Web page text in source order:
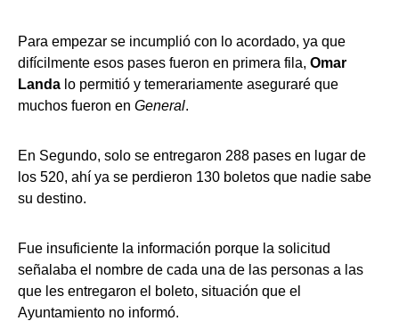
Para empezar se incumplió con lo acordado, ya que
difícilmente esos pases fueron en primera fila, Omar
Landa lo permitió y temerariamente aseguraré que
muchos fueron en General.
En Segundo, solo se entregaron 288 pases en lugar de
los 520, ahí ya se perdieron 130 boletos que nadie sabe
su destino.
Fue insuficiente la información porque la solicitud
señalaba el nombre de cada una de las personas a las
que les entregaron el boleto, situación que el
Ayuntamiento no informó.